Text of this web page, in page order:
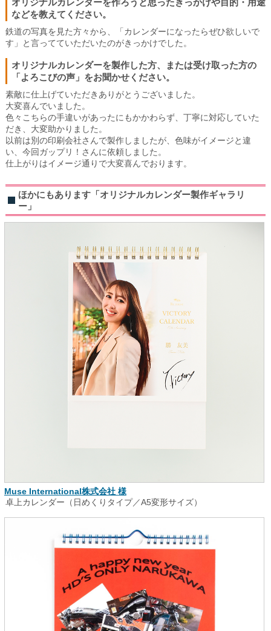
オリジナルカレンダーを作ろうと思ったきっかけや目的・用途
などを教えてください。
鉄道の写真を見た方々から、「カレンダーになったらぜひ欲しいで
す」と言ってていただいたのがきっかけでした。
オリジナルカレンダーを製作した方、または受け取った方の
「よろこびの声」をお聞かせください。
素敵に仕上げていただきありがとうございました。
大変喜んでいました。
色々こちらの手違いがあったにもかかわらず、丁寧に対応していた
だき、大変助かりました。
以前は別の印刷会社さんで製作しましたが、色味がイメージと違
い、今回ガップリ！さんに依頼しました。
仕上がりはイメージ通りで大変喜んでおります。
ほかにもあります「オリジナルカレンダー製作ギャラリ
ー」
Muse International株式会社 様
卓上カレンダー（日めくりタイプ／A5変形サイズ）